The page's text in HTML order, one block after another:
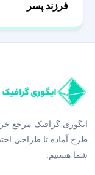
فرزند پسر
ایگوری گرافیک مرجع
طرح آماده تا طراحی
شما هستیم.